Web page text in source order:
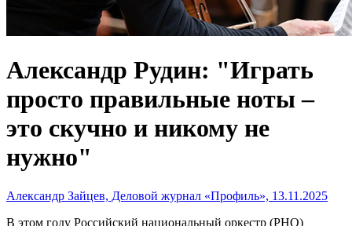
Александр Рудин: "Играть
просто правильные ноты –
это скучно и никому не
нужно"
Александр Зайцев, Деловой журнал «Профиль», 13.11.2025
В этом году Российский национальный оркестр (РНО)